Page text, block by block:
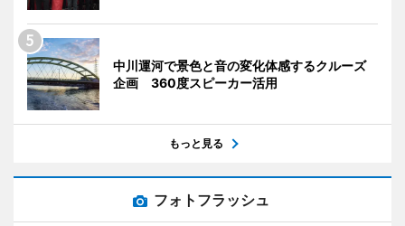
中川運河で景色と音の変化体感するクルーズ
企画 360度スピーカー活用
もっと見る
フォトフラッシュ